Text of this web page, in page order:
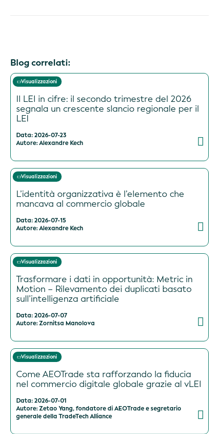
Blog correlati:
Visualizzazioni
Il LEI in cifre: il secondo trimestre del 2026
segnala un crescente slancio regionale per il
LEI
Data: 2026-07-23
Autore: Alexandre Kech
Visualizzazioni
L’identità organizzativa è l’elemento che
mancava al commercio globale
Data: 2026-07-15
Autore: Alexandre Kech
Visualizzazioni
Trasformare i dati in opportunità: Metric in
Motion – Rilevamento dei duplicati basato
sull’intelligenza artificiale
Data: 2026-07-07
Autore: Zornitsa Manolova
Visualizzazioni
Come AEOTrade sta rafforzando la fiducia
nel commercio digitale globale grazie al vLEI
Data: 2026-07-01
Autore: Zetao Yang, fondatore di AEOTrade e segretario
generale della TradeTech Alliance